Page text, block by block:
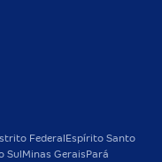
Federal Espírito Santo
Sul Minas Gerais Pará